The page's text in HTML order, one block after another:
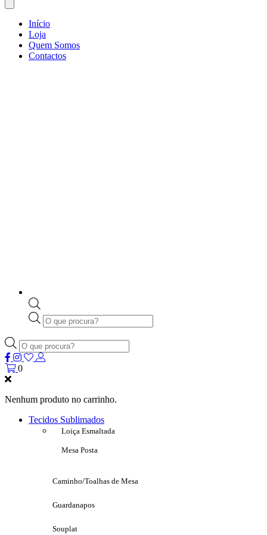
Início
Loja
Quem Somos
Contactos
Products
search
Products
search
0
Nenhum produto no carrinho.
Tecidos Sublimados
Loiça Esmaltada
Mesa Posta
Caminho/Toalhas de Mesa
Guardanapos
Souplat